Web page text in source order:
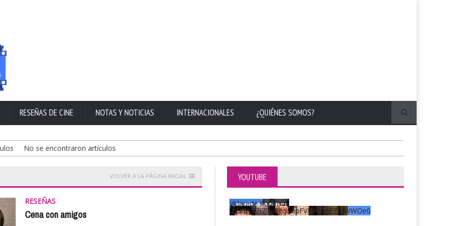
RESEÑAS DE CINE NOTAS Y NOTICIAS INTERNACIONALES ¿QUIÉNES SOMOS?
No se encontraron artículos
VOLVER A LA PÁGINA INICIAL
RESEÑAS
Cena con amigos
YOUTUBE
Vídeo de YouTube
UCKqYjiZi7lzy6gqU6pFVFiA_A3EZ9JWWOe0